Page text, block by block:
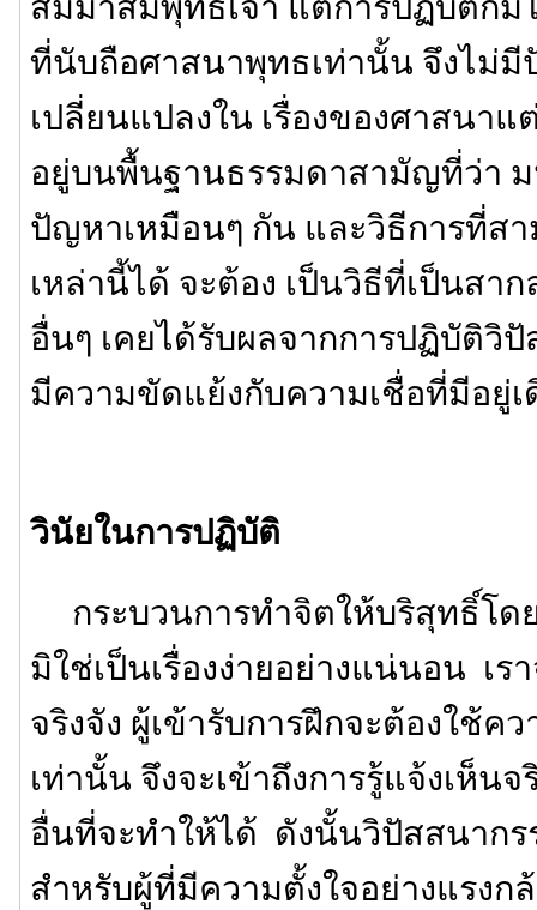
ที่นับถือศาสนาพุทธเท่านั้น จึงไม่มี
เปลี่ยนแปลงใน เรื่องของศาสนา
อยู่บนพื้นฐานธรรมดาสามัญที่ว่า
ปัญหาเหมือนๆ กัน และวิธีการที่ส
เหล่านี้ได้ จะต้อง เป็นวิธีที่เป็นสา
อื่นๆ เคยได้รับผลจากการปฏิบัติวิ
มีความขัดแย้งกับความเชื่อที่มีอยู่เ
วินัยในการปฏิบัติ
กระบวนการทำจิตให้บริสุทธิ์โด
มิใช่เป็นเรื่องง่ายอย่างแน่นอน เร
จริงจัง ผู้เข้ารับการฝึกจะต้องใช้ค
เท่านั้น จึงจะเข้าถึงการรู้แจ้งเห็น
อื่นที่จะทำให้ได้ ดังนั้นวิปัสสนากร
สำหรับผู้ที่มีความตั้งใจอย่างแรงก